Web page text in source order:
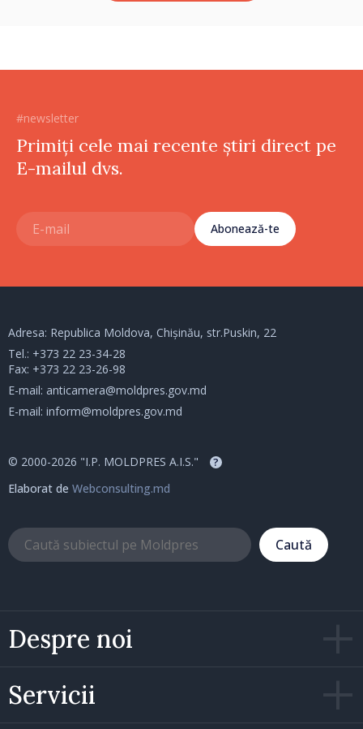
#newsletter
Primiți cele mai recente știri direct pe
E-mailul dvs.
Abonează-te
Despre noi
Servicii
Adresa: Republica Moldova, Chișinău, str.Puskin, 22
Tel.: +373 22 23-34-28
Fax: +373 22 23-26-98
E-mail: anticamera@moldpres.gov.md
E-mail: inform@moldpres.gov.md
© 2000-2026 "I.P. MOLDPRES A.I.S." ?
Elaborat de Webconsulting.md
Caută